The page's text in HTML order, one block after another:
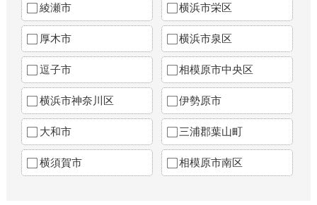
綾瀬市 横浜市栄区
厚木市 横浜市泉区
逗子市 相模原市中央区
横浜市神奈川区 伊勢原市
大和市 三浦郡葉山町
横須賀市 相模原市南区